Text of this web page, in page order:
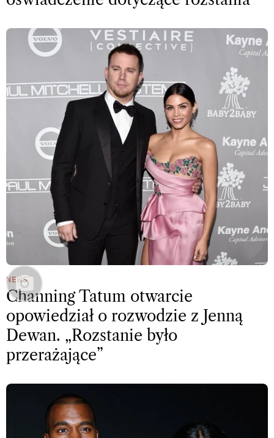
NEWS
Channing Tatum otwarcie
opowiedział o rozwodzie z Jenną
Dewan. „Rozstanie było
przerażające”